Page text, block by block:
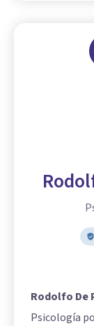
Rodolfo De
Psicología